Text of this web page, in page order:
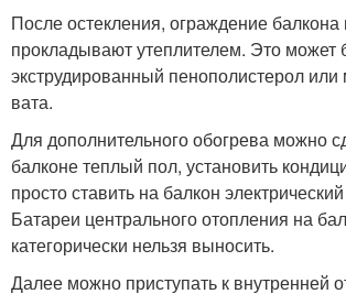
После остекления, ограждение балкона
прокладывают утеплителем. Это может
экструдированный пенополистерол
вата.
Для дополнительного обогрева можно
балконе теплый пол, установить
просто ставить на балкон
Батареи центрального отопления на
категорически нельзя выносить.
Далее можно приступать к внутренней